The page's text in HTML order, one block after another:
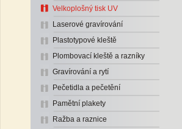
Velkoplošný tisk UV
Laserové gravírování
Plastotypové kleště
Plombovací kleště a razníky
Gravírování a rytí
Pečetidla a pečetění
Pamětní plakety
Ražba a raznice